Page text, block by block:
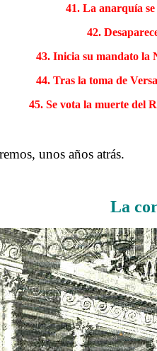
41. La anarquía
42.
43. Inicia su mandato la
44. Tras la toma de
45. Se vota la muerte del
unos años atrás.
La